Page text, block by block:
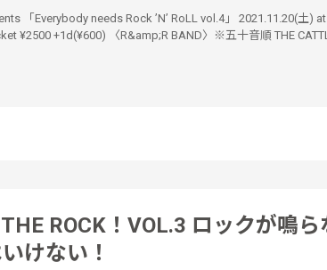
「Everybody needs Rock ’N’ RoLL vol.4」 2021.11.20(土)
¥2500 +1d(¥600) 〈R&amp;R BAND〉※五十音順 THE
ROCK！VOL.3 ロックが鳴ら
けない！